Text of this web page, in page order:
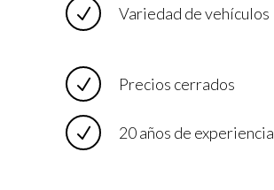
Variedad de vehículos
Precios cerrados
20 años de experiencia